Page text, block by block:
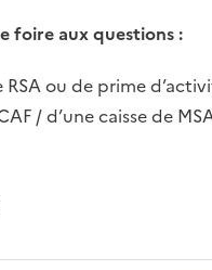
foire aux questions:
ou de prime
/ d’une caisse de